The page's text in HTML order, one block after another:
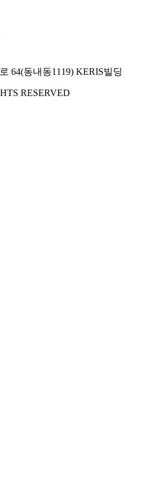
64(동내동1119) KERIS빌딩
RESERVED